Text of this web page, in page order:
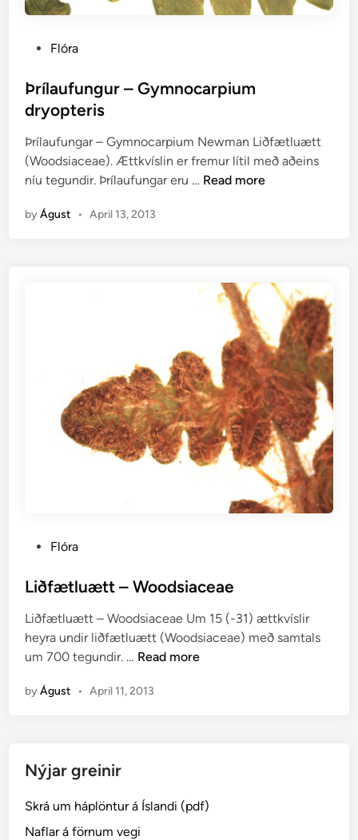
s
t
d
i
n
Flóra
Þrílaufungur – Gymnocarpium
dryopteris
Þrílaufungar – Gymnocarpium Newman Liðfætluætt
(Woodsiaceae). Ættkvíslin er fremur lítil með aðeins
níu tegundir. Þrílaufungar eru … Þ
f
u
r
–
G
y
m
p
u
m
i
Read more
byÁgust • April 13, 2013
s
e
d
i
Flóra
Liðfætluætt – Woodsiaceae
Liðfætluætt – Woodsiaceae Um 15 (-31) ættkvíslir
heyra undir liðfætluætt (Woodsiaceae) með samtals
um 700 tegundir. … L
ð
æ
t
Read more
byÁgust • April 11, 2013
Nýjar greinir
Skrá um háplöntur á Íslandi (pdf)
Naflar á förnum vegi